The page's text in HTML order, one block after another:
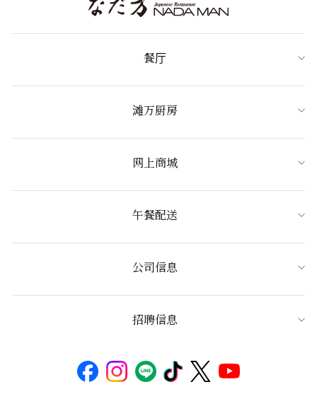
餐厅
滩万厨房
网上商城
午餐配送
公司信息
招聘信息